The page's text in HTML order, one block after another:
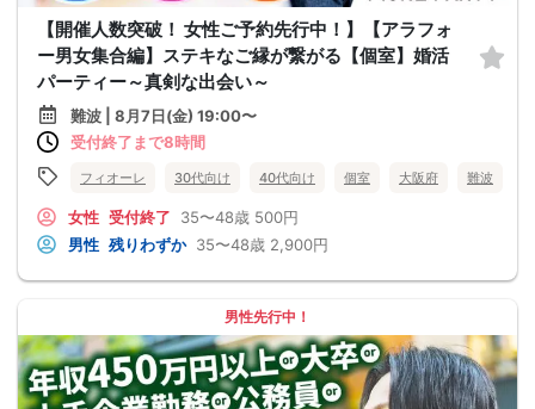
【開催人数突破！ 女性ご予約先行中！】【アラフォ
ー男女集合編】ステキなご縁が繋がる【個室】婚活
パーティー～真剣な出会い～
難波 | 8月7日(金) 19:00〜
受付終了まで8時間
フィオーレ 30代向け 40代向け 個室 大阪府 難波
女性 受付終了 35〜48歳 500円
男性 残りわずか 35〜48歳 2,900円
男性先行中！